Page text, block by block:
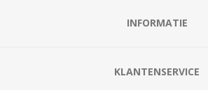
INFORMATIE
KLANTENSERVICE